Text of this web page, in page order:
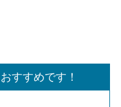
すすめです！